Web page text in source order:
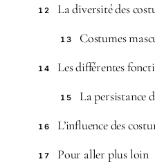
12 La diversité des
13 Costumes
14 Les différentes
15 La persistance
16 L’influence des
17 Pour aller plus loin